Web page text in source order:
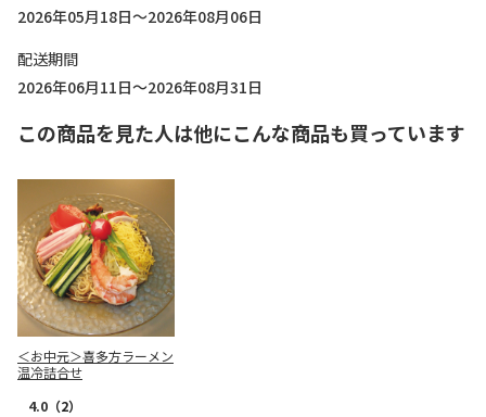
2026年05月18日～2026年08月06日
配送期間
2026年06月11日～2026年08月31日
この商品を見た人は他にこんな商品も買っています
＜お中元＞喜多方ラーメン
温冷詰合せ
4.0 （2）